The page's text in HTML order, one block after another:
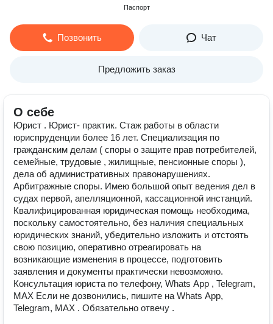
Паспорт
Позвонить Чат
Предложить заказ
О себе
Юрист . Юрист- практик. Стаж работы в области
юриспруденции более 16 лет. Специализация по
гражданским делам ( споры о защите прав потребителей,
семейные, трудовые , жилищные, пенсионные споры ),
дела об административных правонарушениях.
Арбитражные споры. Имею большой опыт ведения дел в
судах первой, апелляционной, кассационной инстанций.
Квалифицированная юридическая помощь необходима,
поскольку самостоятельно, без наличия специальных
юридических знаний, убедительно изложить и отстоять
свою позицию, оперативно отреагировать на
возникающие изменения в процессе, подготовить
заявления и документы практически невозможно.
Консультация юриста по телефону, Whats Аpp , Telegram,
MAX Если не дозвонились, пишите на Whats Аpp,
Telegram, MAX . Обязательно отвечу .